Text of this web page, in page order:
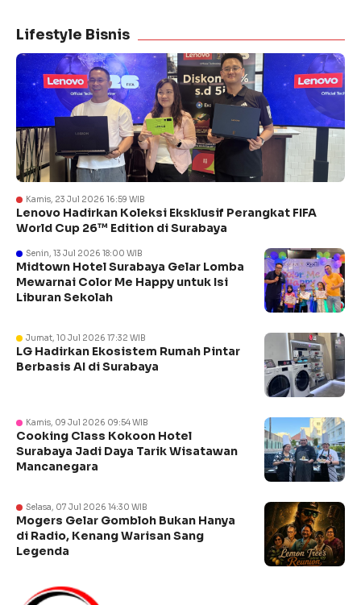
Lifestyle Bisnis
Kamis, 23 Jul 2026 16:59 WIB
Lenovo Hadirkan Koleksi Eksklusif Perangkat FIFA
World Cup 26™ Edition di Surabaya
Senin, 13 Jul 2026 18:00 WIB
Midtown Hotel Surabaya Gelar Lomba
Mewarnai Color Me Happy untuk Isi
Liburan Sekolah
Jumat, 10 Jul 2026 17:32 WIB
LG Hadirkan Ekosistem Rumah Pintar
Berbasis AI di Surabaya
Kamis, 09 Jul 2026 09:54 WIB
Cooking Class Kokoon Hotel
Surabaya Jadi Daya Tarik Wisatawan
Mancanegara
Selasa, 07 Jul 2026 14:30 WIB
Mogers Gelar Gombloh Bukan Hanya
di Radio, Kenang Warisan Sang
Legenda